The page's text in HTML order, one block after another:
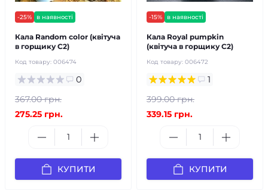
-25% в наявності
Кала Random color (квітуча
в горщику С2)
Код товару: 006474
0
367.00 грн.
275.25 грн.
КУПИТИ
-15% в наявності
Кала Royal pumpkin
(квітуча в горщику С2)
Код товару: 006472
1
399.00 грн.
339.15 грн.
КУПИТИ